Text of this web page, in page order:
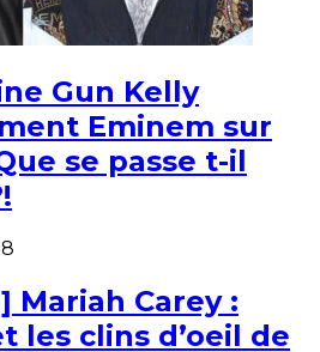
Gun Kelly
Eminem sur
se passe t-il
Mariah Carey :
les clins d’oeil de